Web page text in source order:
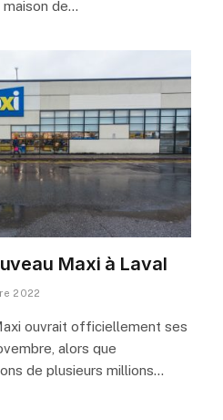
de…
Maxi à Laval
2022
ouvrait officiellement ses
alors que
de plusieurs millions…